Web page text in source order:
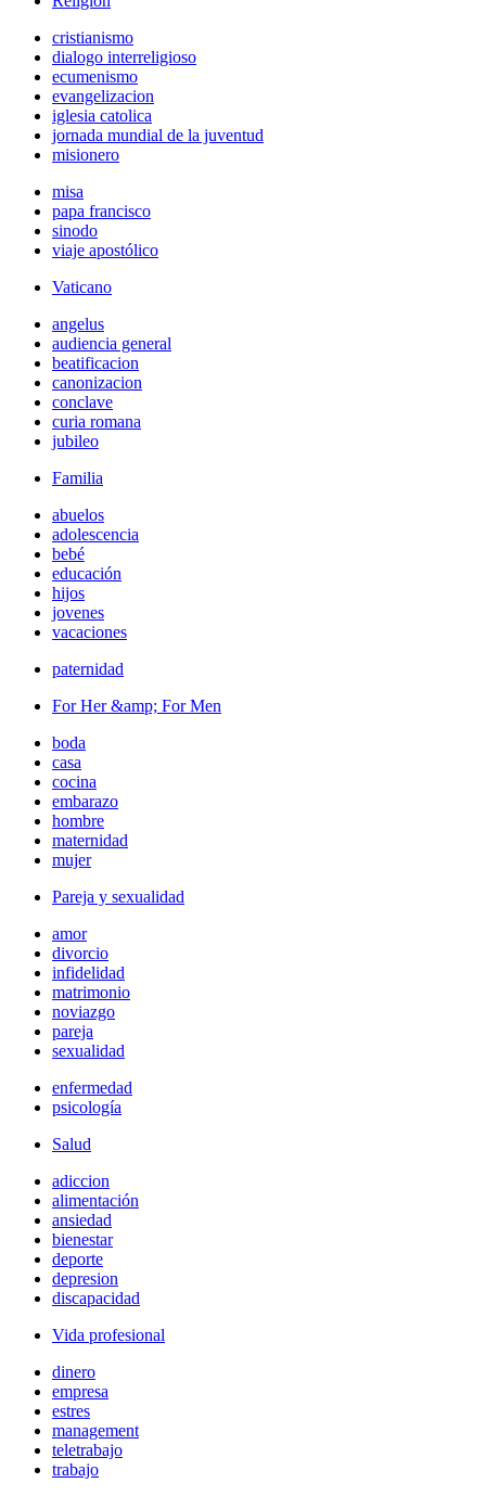
cristianismo
dialogo interreligioso
ecumenismo
evangelizacion
iglesia catolica
jornada mundial de la juventud
misionero
misa
papa francisco
sinodo
viaje apostólico
Vaticano
angelus
audiencia general
beatificacion
canonizacion
conclave
curia romana
jubileo
Familia
abuelos
adolescencia
bebé
educación
hijos
jovenes
vacaciones
paternidad
For Her &amp; For Men
boda
casa
cocina
embarazo
hombre
maternidad
mujer
Pareja y sexualidad
amor
divorcio
infidelidad
matrimonio
noviazgo
pareja
sexualidad
enfermedad
psicología
Salud
adiccion
alimentación
ansiedad
bienestar
deporte
depresion
discapacidad
Vida profesional
dinero
empresa
estres
management
teletrabajo
trabajo